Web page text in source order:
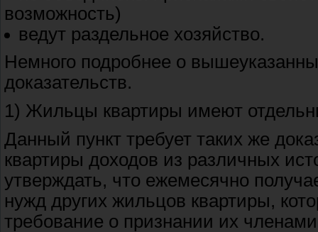
возможность)
ведут раздельное хозяйство.
Немного подробнее о
доказательств.
1) Жильцы квартиры имеют
Данный пункт требует таких же
квартиры доходов из различных
утверждать, что ежемесячно
нужд других жильцов квартиры,
требование о признании их